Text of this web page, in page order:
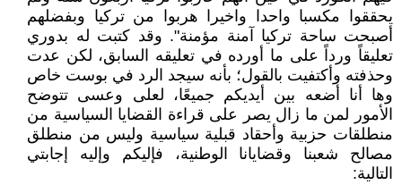
يحققوا مكسبا واحدا واخيرا هربوا من تركيا وبفضلهم
أصبحت ساحة تركيا آمنة مؤمنة". وقد كتبت له بدوري
تعليقاً ورداً على ما أورده في تعليقه السابق، لكن عدت
وحذفته وأكتفيت بالقول؛ بأنه سيجد الرد في بوست خاص
وها أنا أضعه بين أيديكم جميعًا، لعلى وعسى تتوضح
الأمور لمن ما زال يصر على قراءة القضايا السياسية من
منطلقات حزبية وأحقاد قبلية سياسية وليس من منطلق
مصالح شعبنا وقضايانا الوطنية، فإليكم وإليه إجابتي
التالية: